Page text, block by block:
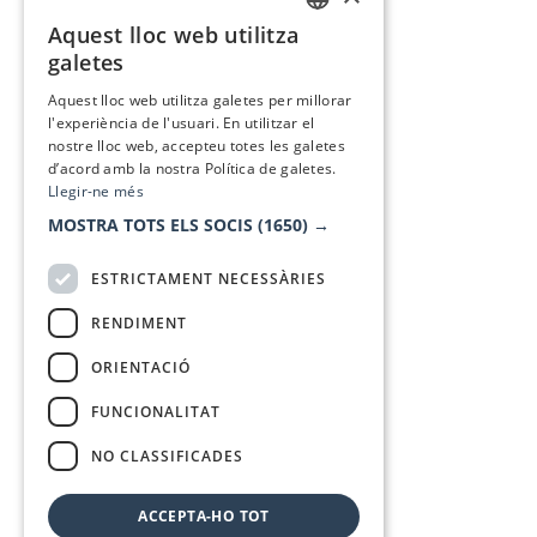
Aquest lloc web utilitza
galetes
Aquest lloc web utilitza galetes per millorar
l'experiència de l'usuari. En utilitzar el
nostre lloc web, accepteu totes les galetes
d’acord amb la nostra Política de galetes.
Llegir-ne més
MOSTRA TOTS ELS SOCIS (1650) →
ESTRICTAMENT NECESSÀRIES
RENDIMENT
ORIENTACIÓ
FUNCIONALITAT
NO CLASSIFICADES
ACCEPTA-HO TOT